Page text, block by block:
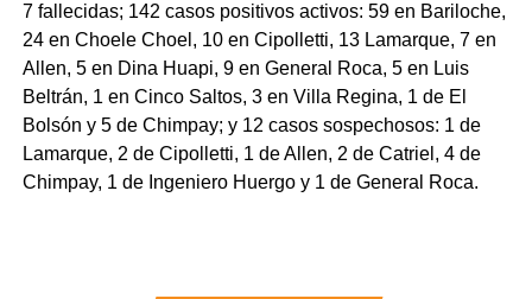
7 fallecidas; 142 casos positivos activos: 59 en Bariloche,
24 en Choele Choel, 10 en Cipolletti, 13 Lamarque, 7 en
Allen, 5 en Dina Huapi, 9 en General Roca, 5 en Luis
Beltrán, 1 en Cinco Saltos, 3 en Villa Regina, 1 de El
Bolsón y 5 de Chimpay; y 12 casos sospechosos: 1 de
Lamarque, 2 de Cipolletti, 1 de Allen, 2 de Catriel, 4 de
Chimpay, 1 de Ingeniero Huergo y 1 de General Roca.